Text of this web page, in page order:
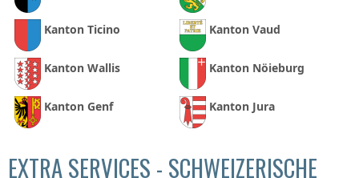
Kanton Ticino Kanton Vaud
Kanton Wallis Kanton Nöieburg
Kanton Genf Kanton Jura
EXTRA SERVICES - SCHWEIZERISCHE